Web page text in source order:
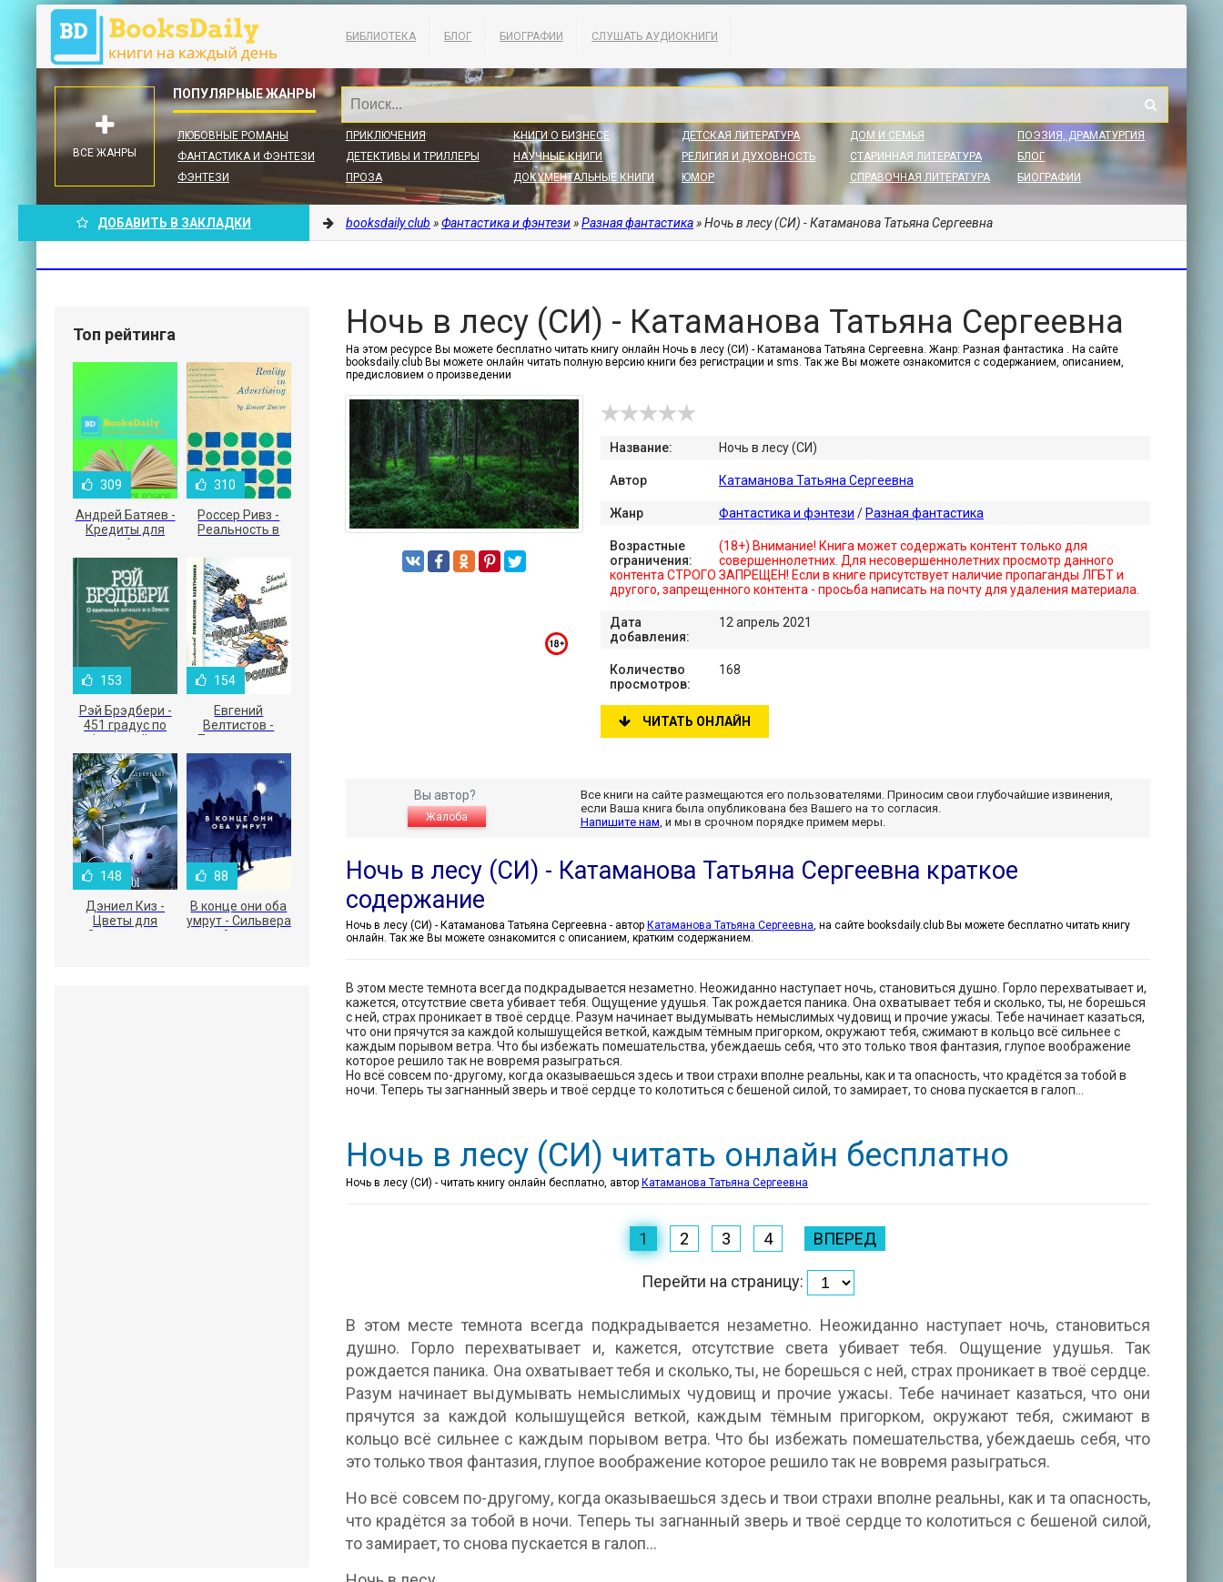
БИБЛИОТЕКА БЛОГ БИОГРАФИИ СЛУШАТЬ АУДИОКНИГИ
ЛЮБОВНЫЕ РОМАНЫ
ФАНТАСТИКА И ФЭНТЕЗИ
ФЭНТЕЗИ
ПРИКЛЮЧЕНИЯ
ДЕТЕКТИВЫ И ТРИЛЛЕРЫ
ПРОЗА
КНИГИ О БИЗНЕСЕ
НАУЧНЫЕ КНИГИ
ДОКУМЕНТАЛЬНЫЕ КНИГИ
ДЕТСКАЯ ЛИТЕРАТУРА
РЕЛИГИЯ И ДУХОВНОСТЬ
ЮМОР
ДОМ И СЕМЬЯ
СТАРИННАЯ ЛИТЕРАТУРА
СПРАВОЧНАЯ ЛИТЕРАТУРА
ПОЭЗИЯ, ДРАМАТУРГИЯ
БЛОГ
БИОГРАФИИ
ВСЕ ЖАНРЫ
ДОБАВИТЬ В ЗАКЛАДКИ booksdaily.club »Фантастика и фэнтези»Разная фантастика» Ночь в лесу (СИ) - Катаманова Татьяна Сергеевна
Ночь в лесу (СИ) - Катаманова Татьяна Сергеевна
На этом ресурсе Вы можете бесплатно читать книгу онлайн Ночь в лесу (СИ) - Катаманова Татьяна Сергеевна. Жанр: Разная фантастика . На сайте
booksdaily.club Вы можете онлайн читать полную версию книги без регистрации и sms. Так же Вы можете ознакомится с содержанием, описанием,
предисловием о произведении
Название: Ночь в лесу (СИ)
Автор Катаманова Татьяна Сергеевна
Жанр Фантастика и фэнтези / Разная фантастика
Возрастные
ограничения:
(18+) Внимание! Книга может содержать контент только для
совершеннолетних. Для несовершеннолетних просмотр данного
контента СТРОГО ЗАПРЕЩЕН! Если в книге присутствует наличие пропаганды ЛГБТ и
другого, запрещенного контента - просьба написать на почту для удаления материала.
Дата
добавления:
12 апрель 2021
Количество
просмотров:
168
ЧИТАТЬ ОНЛАЙН
Вы автор?
Жалоба
Все книги на сайте размещаются его пользователями. Приносим свои глубочайшие извинения,
если Ваша книга была опубликована без Вашего на то согласия.
Напишите нам, и мы в срочном порядке примем меры.
Ночь в лесу (СИ) - Катаманова Татьяна Сергеевна краткое
содержание
Ночь в лесу (СИ) - Катаманова Татьяна Сергеевна - автор Катаманова Татьяна Сергеевна, на сайте booksdaily.club Вы можете бесплатно читать книгу
онлайн. Так же Вы можете ознакомится с описанием, кратким содержанием.
В этом месте темнота всегда подкрадывается незаметно. Неожиданно наступает ночь, становиться душно. Горло перехватывает и,
кажется, отсутствие света убивает тебя. Ощущение удушья. Так рождается паника. Она охватывает тебя и сколько, ты, не борешься
с ней, страх проникает в твоё сердце. Разум начинает выдумывать немыслимых чудовищ и прочие ужасы. Тебе начинает казаться,
что они прячутся за каждой колышущейся веткой, каждым тёмным пригорком, окружают тебя, сжимают в кольцо всё сильнее с
каждым порывом ветра. Что бы избежать помешательства, убеждаешь себя, что это только твоя фантазия, глупое воображение
которое решило так не вовремя разыграться.
Но всё совсем по-другому, когда оказываешься здесь и твои страхи вполне реальны, как и та опасность, что крадётся за тобой в
ночи. Теперь ты загнанный зверь и твоё сердце то колотиться с бешеной силой, то замирает, то снова пускается в галоп...
Ночь в лесу (СИ) читать онлайн бесплатно
Ночь в лесу (СИ) - читать книгу онлайн бесплатно, автор Катаманова Татьяна Сергеевна
1 2 3 4 ВПЕРЕД
Перейти на страницу:
В этом месте темнота всегда подкрадывается незаметно. Неожиданно наступает ночь, становиться
душно. Горло перехватывает и, кажется, отсутствие света убивает тебя. Ощущение удушья. Так
рождается паника. Она охватывает тебя и сколько, ты, не борешься с ней, страх проникает в твоё сердце.
Разум начинает выдумывать немыслимых чудовищ и прочие ужасы. Тебе начинает казаться, что они
прячутся за каждой колышущейся веткой, каждым тёмным пригорком, окружают тебя, сжимают в
кольцо всё сильнее с каждым порывом ветра. Что бы избежать помешательства, убеждаешь себя, что
это только твоя фантазия, глупое воображение которое решило так не вовремя разыграться.
Но всё совсем по-другому, когда оказываешься здесь и твои страхи вполне реальны, как и та опасность,
что крадётся за тобой в ночи. Теперь ты загнанный зверь и твоё сердце то колотиться с бешеной силой,
то замирает, то снова пускается в галоп...
Топ рейтинга
309
Андрей Батяев -
Кредиты для
малого бизнеса
310
Россер Ривз -
Реальность в
153
Рэй Брэдбери -
451 градус по
Фаренгейту
154
Евгений
Велтистов -
Приключения
Электроника
148
Дэниел Киз -
Цветы для
Элджернона
88
В конце они оба
умрут - Сильвера
Адам